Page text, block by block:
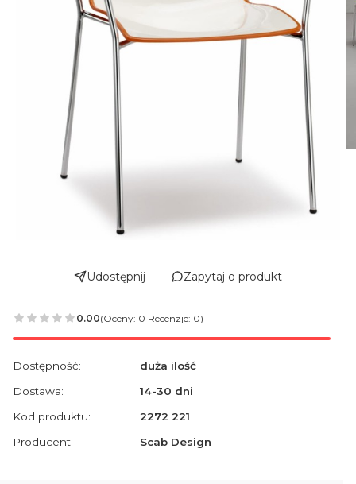
Udostępnij Zapytaj o produkt
0.00(Oceny: 0 Recenzje: 0)
Dostępność:
duża ilość
Dostawa:
14-30 dni
Kod produktu:
2272 221
Producent:
Scab Design